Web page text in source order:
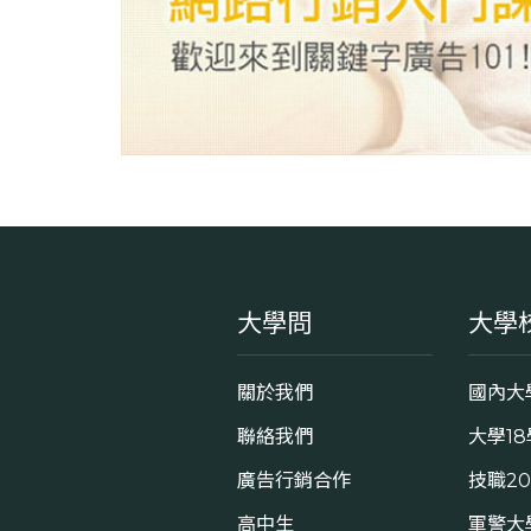
大學問
關於我們
聯絡我們
廣告行銷合作
高中生
大學
國內大
大學
技職
軍警大